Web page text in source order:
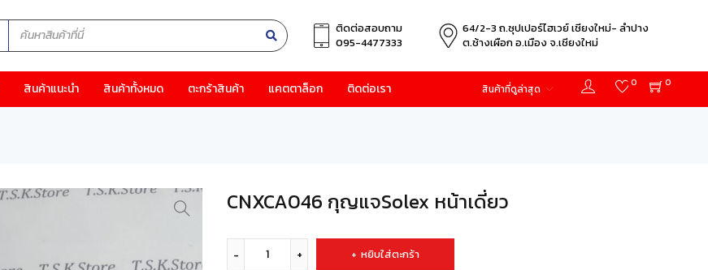
ติดต่อสอบถาม
095-4477333
64/2-3 ถ.ซุปเปอร์ไฮเวย์ เชียงใหม่- ลำปาง
ต.ช้างเผือก อ.เมือง จ.เชียงใหม่
สินค้าแนะนำ สินค้าทั้งหมด ตะกร้าสินค้า แคตตาล็อก ติดต่อเรา 0
0
สินค้าที่ดูล่าสุด
CNXCA046 กุญแจSolex หน้าเดี่ยว
หยิบใส่ตะกร้า